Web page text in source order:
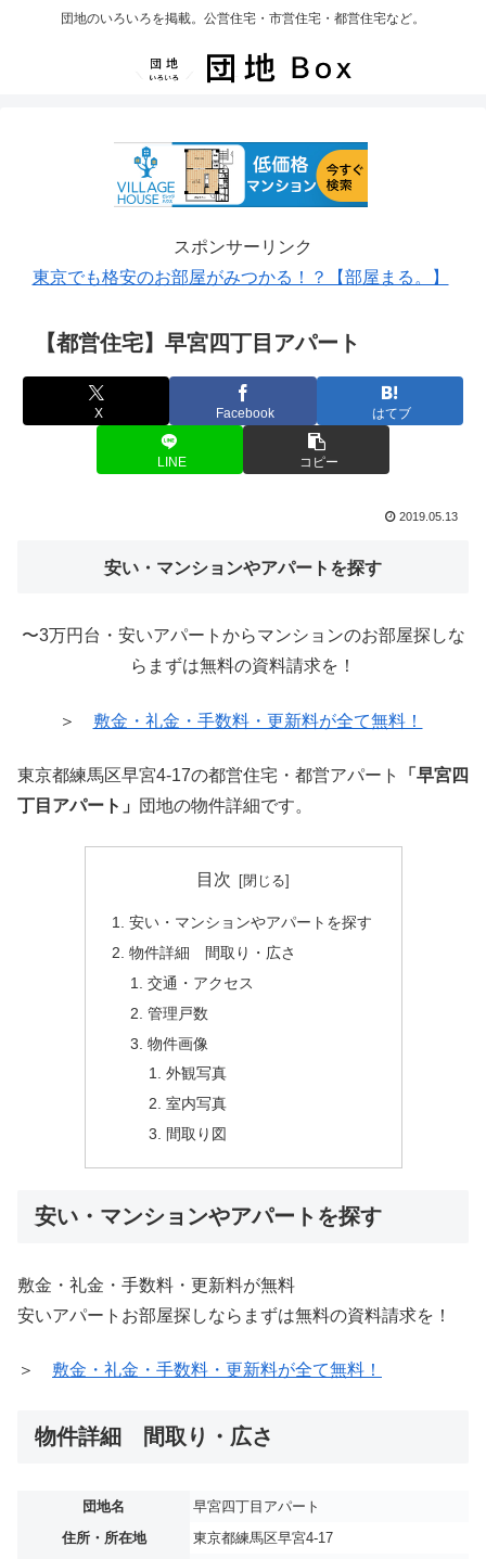
団地のいろいろを掲載。公営住宅・市営住宅・都営住宅など。
スポンサーリンク
東京でも格安のお部屋がみつかる！？【部屋まる。】
【都営住宅】早宮四丁目アパート
X Facebook はてブ
LINE コピー
2019.05.13
安い・マンションやアパートを探す
〜3万円台・安いアパートからマンションのお部屋探しな
らまずは無料の資料請求を！
＞ 敷金・礼金・手数料・更新料が全て無料！
東京都練馬区早宮4-17の都営住宅・都営アパート
「早宮四
丁目アパート」
団地の物件詳細です。
目次
安い・マンションやアパートを探す
物件詳細 間取り・広さ
交通・アクセス
管理戸数
物件画像
外観写真
室内写真
間取り図
安い・マンションやアパートを探す
敷金・礼金・手数料・更新料が無料
安いアパートお部屋探しならまずは無料の資料請求を！
＞ 敷金・礼金・手数料・更新料が全て無料！
物件詳細 間取り・広さ
団地名
早宮四丁目アパート
住所・所在地
東京都練馬区早宮4-17